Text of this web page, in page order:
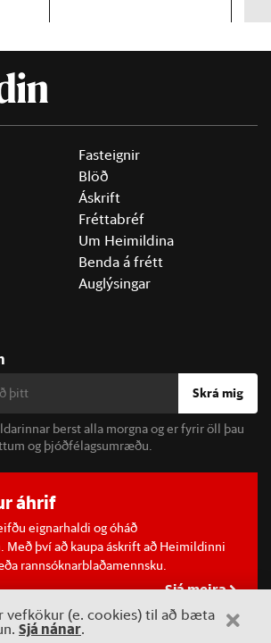
Fasteignir
Blöð
Áskrift
Fréttabréf
Um Heimildina
Benda á frétt
Auglýsingar
Skrá mig
berst alla morgna og er fyrir öll þau
og þjóðfélagsumræðu.
áhrif
eignarhaldi og óháð
Með því að kaupa áskrift að Heimildinni
rannsóknarblaðamennsku.
Sjá meira
vefkökur (e. cookies) til að bæta
Sjá nánar.